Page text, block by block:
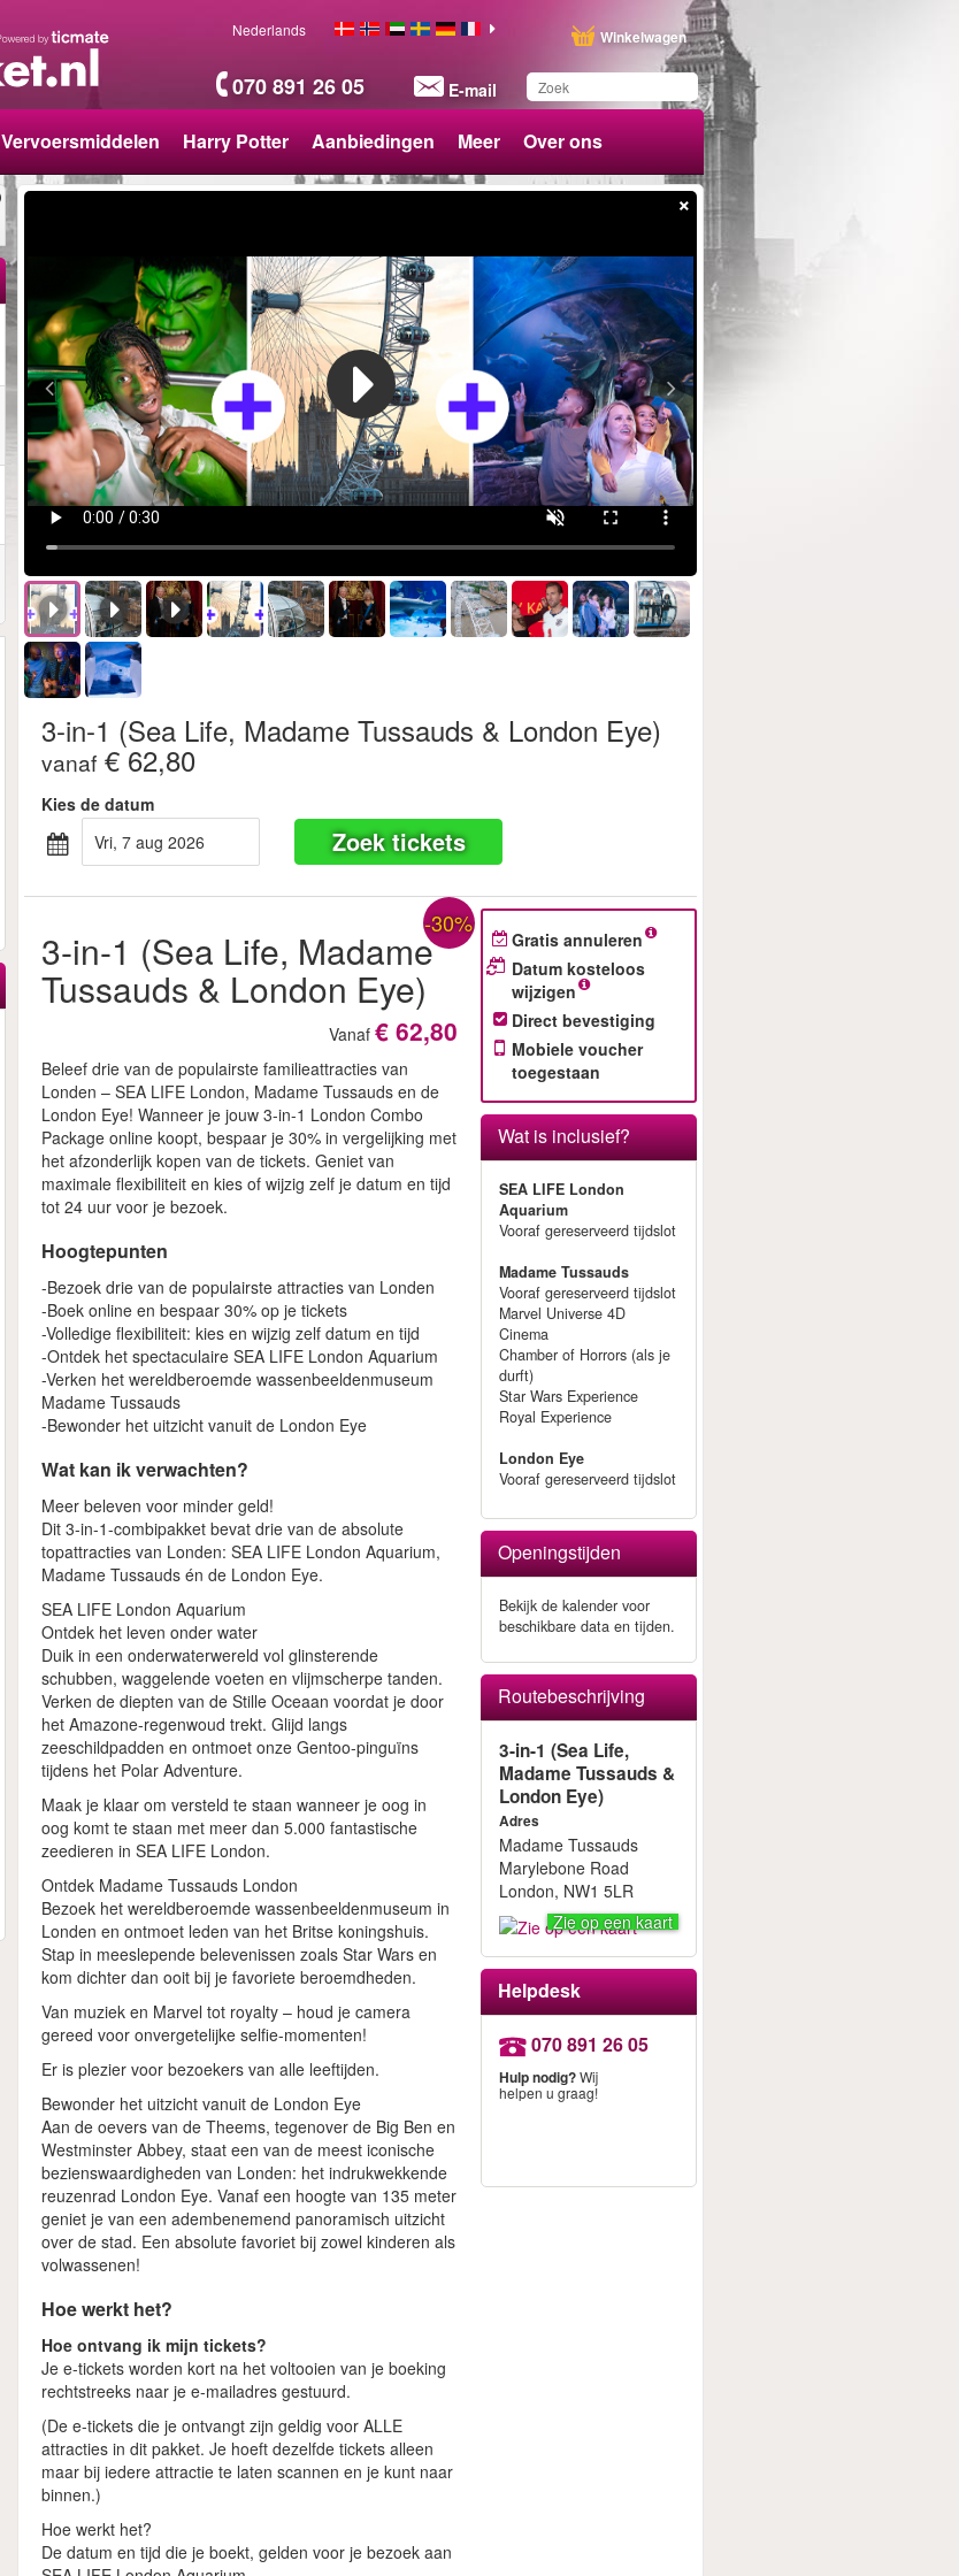
070 891 26 05 E-mail
Winkelwagen
Nederlands
Vervoersmiddelen Harry Potter Aanbiedingen Meer Over ons
wensenlijst.
×
3-in-1 (Sea Life, Madame Tussauds & London Eye)
vanaf € 62,80
Kies de datum
vri, 7 aug 2026
Zoek tickets
-30%
3-in-1 (Sea Life, Madame
Tussauds & London Eye)
Vanaf € 62,80
Beleef drie van de populairste familieattracties van
Londen – SEA LIFE London, Madame Tussauds en de
London Eye! Wanneer je jouw 3-in-1 London Combo
Package online koopt, bespaar je 30% in vergelijking met
het afzonderlijk kopen van de tickets. Geniet van
maximale flexibiliteit en kies of wijzig zelf je datum en tijd
tot 24 uur voor je bezoek.
Hoogtepunten
-Bezoek drie van de populairste attracties van Londen
-Boek online en bespaar 30% op je tickets
-Volledige flexibiliteit: kies en wijzig zelf datum en tijd
-Ontdek het spectaculaire SEA LIFE London Aquarium
-Verken het wereldberoemde wassenbeeldenmuseum
Madame Tussauds
-Bewonder het uitzicht vanuit de London Eye
Wat kan ik verwachten?
Meer beleven voor minder geld!
Dit 3-in-1-combipakket bevat drie van de absolute
topattracties van Londen: SEA LIFE London Aquarium,
Madame Tussauds én de London Eye.
SEA LIFE London Aquarium
Ontdek het leven onder water
Duik in een onderwaterwereld vol glinsterende
schubben, waggelende voeten en vlijmscherpe tanden.
Verken de diepten van de Stille Oceaan voordat je door
het Amazone-regenwoud trekt. Glijd langs
zeeschildpadden en ontmoet onze Gentoo-pinguïns
tijdens het Polar Adventure.
Maak je klaar om versteld te staan wanneer je oog in
oog komt te staan met meer dan 5.000 fantastische
zeedieren in SEA LIFE London.
Ontdek Madame Tussauds London
Bezoek het wereldberoemde wassenbeeldenmuseum in
Londen en ontmoet leden van het Britse koningshuis.
Stap in meeslepende belevenissen zoals Star Wars en
kom dichter dan ooit bij je favoriete beroemdheden.
Van muziek en Marvel tot royalty – houd je camera
gereed voor onvergetelijke selfie-momenten!
Er is plezier voor bezoekers van alle leeftijden.
Bewonder het uitzicht vanuit de London Eye
Aan de oevers van de Theems, tegenover de Big Ben en
Westminster Abbey, staat een van de meest iconische
bezienswaardigheden van Londen: het indrukwekkende
reuzenrad London Eye. Vanaf een hoogte van 135 meter
geniet je van een adembenemend panoramisch uitzicht
over de stad. Een absolute favoriet bij zowel kinderen als
volwassenen!
Hoe werkt het?
Hoe ontvang ik mijn tickets?
Je e-tickets worden kort na het voltooien van je boeking
rechtstreeks naar je e-mailadres gestuurd.
(De e-tickets die je ontvangt zijn geldig voor ALLE
attracties in dit pakket. Je hoeft dezelfde tickets alleen
maar bij iedere attractie te laten scannen en je kunt naar
binnen.)
Hoe werkt het?
De datum en tijd die je boekt, gelden voor je bezoek aan
Gratis annuleren
Datum kosteloos
wijzigen
Direct bevestiging
Mobiele voucher
toegestaan
Wat is inclusief?
SEA LIFE London
Aquarium
Vooraf gereserveerd tijdslot
Madame Tussauds
Vooraf gereserveerd tijdslot
Marvel Universe 4D
Cinema
Chamber of Horrors (als je
durft)
Star Wars Experience
Royal Experience
London Eye
Vooraf gereserveerd tijdslot
Openingstijden
Bekijk de kalender voor
beschikbare data en tijden.
Routebeschrijving
3-in-1 (Sea Life,
Madame Tussauds &
London Eye)
Adres
Madame Tussauds
Marylebone Road
London, NW1 5LR
Zie op een kaart
Helpdesk
070 891 26 05
Hulp nodig?Wij
helpen u graag!